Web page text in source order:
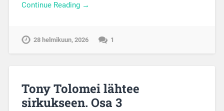
Continue Reading →
28 helmikuun, 2026 1
Tony Tolomei lähtee
sirkukseen. Osa 3